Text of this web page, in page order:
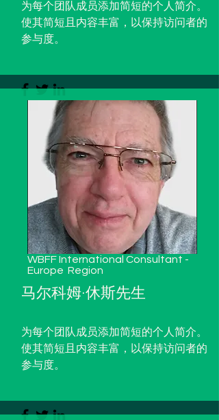
为每个团队成员添加简短的个人简介。
使其简短且内容丰富，以保持访问者的
参与度。
WBFF International Consultant -
Europe Region
马尔科姆·休斯先生
为每个团队成员添加简短的个人简介。
使其简短且内容丰富，以保持访问者的
参与度。